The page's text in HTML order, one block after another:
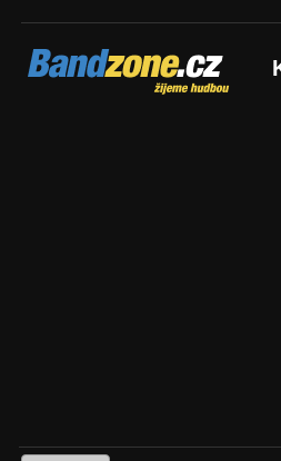
Bandzone.cz
žijeme hudbou